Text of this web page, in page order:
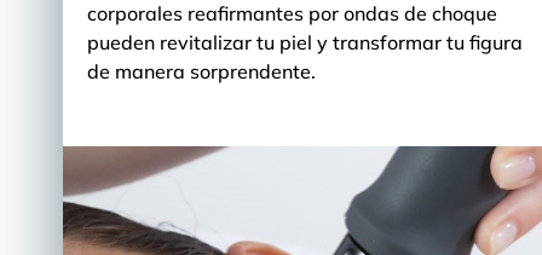
corporales reafirmantes por ondas de choque
pueden revitalizar tu piel y transformar tu figura
de manera sorprendente.